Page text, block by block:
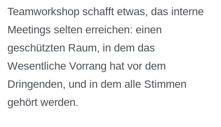
Teamworkshop schafft etwas, das interne
Meetings selten erreichen: einen
geschützten Raum, in dem das
Wesentliche Vorrang hat vor dem
Dringenden, und in dem alle Stimmen
gehört werden.